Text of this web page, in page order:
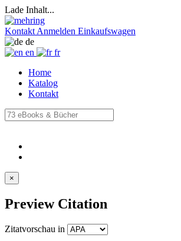
Lade Inhalt...
Kontakt Anmelden Einkaufswagen
de
en
fr
Home
Katalog
Kontakt
×
Preview Citation
Zitatvorschau in